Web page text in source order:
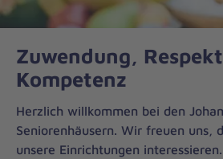
Zuwendung,
Kompetenz
Herzlich willkommen bei den
Seniorenhäusern. Wir freuen uns,
unsere Einrichtungen interessieren.